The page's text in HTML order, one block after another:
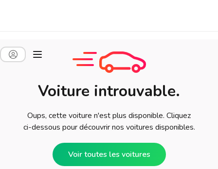
Voiture introuvable.
Oups, cette voiture n'est plus disponible. Cliquez
ci-dessous pour découvrir nos voitures disponibles.
Voir toutes les voitures